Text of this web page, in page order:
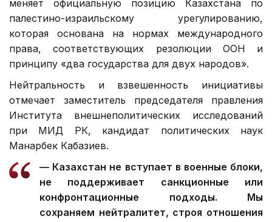
меняет официальную позицию Казахстана по
палестино-израильскому урегулированию,
которая основана на нормах международного
права, соответствующих резолюции ООН и
принципу «два государства для двух народов».
Нейтральность и взвешенность инициативы
отмечает заместитель председателя правления
Института внешнеполитических исследований
при МИД РК, кандидат политических наук
Манарбек Кабазиев.
— Казахстан не вступает в военные блоки,
не поддерживает санкционные или
конфронтационные подходы. Мы
сохраняем нейтралитет, строя отношения